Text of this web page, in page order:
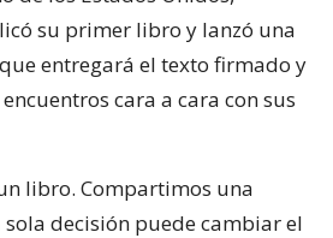
su primer libro y lanzó una
entregará el texto firmado y
cara a cara con sus
libro. Compartimos una
decisión puede cambiar el